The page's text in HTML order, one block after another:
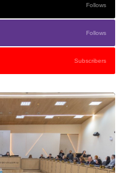
Follows
Follows
Subscribers